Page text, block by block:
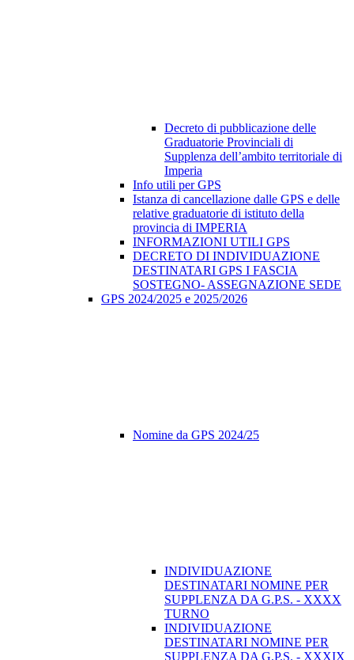
Decreto di pubblicazione delle
Graduatorie Provinciali di
Supplenza dell’ambito territoriale di
Imperia
Info utili per GPS
Istanza di cancellazione dalle GPS e delle
relative graduatorie di istituto della
provincia di IMPERIA
INFORMAZIONI UTILI GPS
DECRETO DI INDIVIDUAZIONE
DESTINATARI GPS I FASCIA
SOSTEGNO- ASSEGNAZIONE SEDE
GPS 2024/2025 e 2025/2026
Nomine da GPS 2024/25
INDIVIDUAZIONE
DESTINATARI NOMINE PER
SUPPLENZA DA G.P.S. - XXXX
TURNO
INDIVIDUAZIONE
DESTINATARI NOMINE PER
SUPPLENZA DA G.P.S. - XXXIX